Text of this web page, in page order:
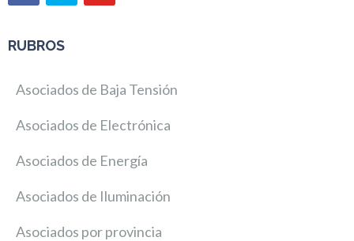
RUBROS
Asociados de Baja Tensión
Asociados de Electrónica
Asociados de Energía
Asociados de Iluminación
Asociados por provincia